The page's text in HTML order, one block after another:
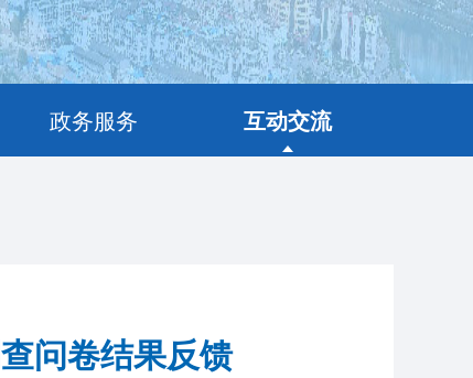
政务服务 互动交流
问卷结果反馈